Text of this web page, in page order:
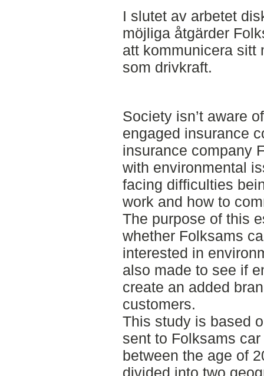
I slutet av arbetet
möjliga åtgärder
att kommunicera sitt
som drivkraft.
Society isn’t aware
engaged insurance
insurance company
with environmental
facing difficulties
work and how to
The purpose of this
whether Folksams
interested in
also made to see if
create an added
customers.
This study is based
sent to Folksams
between the age of
divided into two